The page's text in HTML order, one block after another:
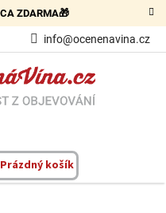
ZDARMA🎁
info@ocenenavina.cz
Prázdný košík